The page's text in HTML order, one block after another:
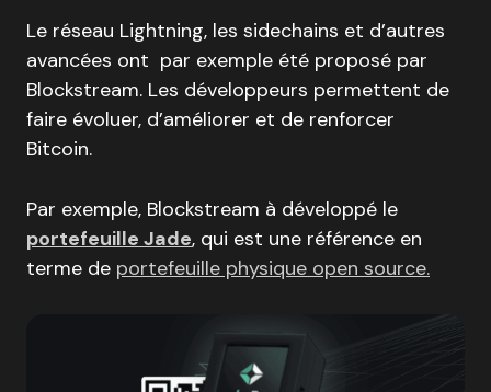
Le réseau Lightning, les sidechains et d’autres
avancées ont par exemple été proposé par
Blockstream. Les développeurs permettent de
faire évoluer, d’améliorer et de renforcer
Bitcoin.
Par exemple, Blockstream à développé le
portefeuille Jade, qui est une référence en
terme de portefeuille physique open source.